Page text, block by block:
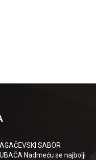
SABOR
Nadmeću se najbolji